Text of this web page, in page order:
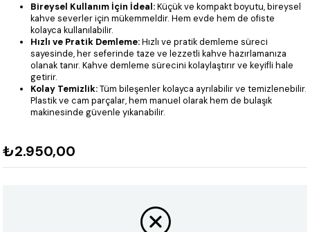
Bireysel Kullanım İçin İdeal:Küçük ve kompakt boyutu, bireysel
kahve severler için mükemmeldir. Hem evde hem de ofiste
kolayca kullanılabilir.
Hızlı ve Pratik Demleme:Hızlı ve pratik demleme süreci
sayesinde, her seferinde taze ve lezzetli kahve hazırlamanıza
olanak tanır. Kahve demleme sürecini kolaylaştırır ve keyifli hale
getirir.
Kolay Temizlik:Tüm bileşenler kolayca ayrılabilir ve temizlenebilir.
Plastik ve cam parçalar, hem manuel olarak hem de bulaşık
makinesinde güvenle yıkanabilir.
₺2.950,00